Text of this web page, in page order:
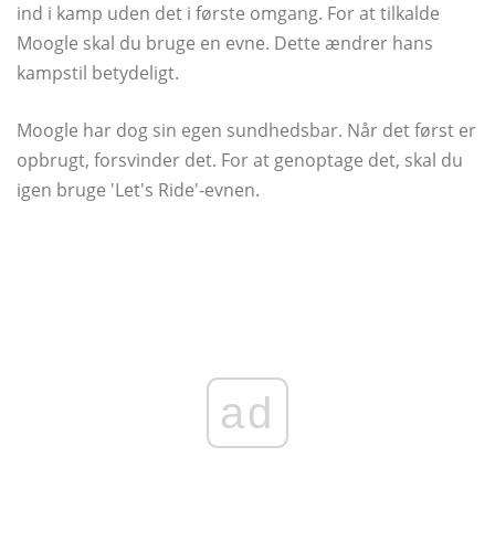
ind i kamp uden det i første omgang. For at tilkalde
Moogle skal du bruge en evne. Dette ændrer hans
kampstil betydeligt.
Moogle har dog sin egen sundhedsbar. Når det først er
opbrugt, forsvinder det. For at genoptage det, skal du
igen bruge 'Let's Ride'-evnen.
ad